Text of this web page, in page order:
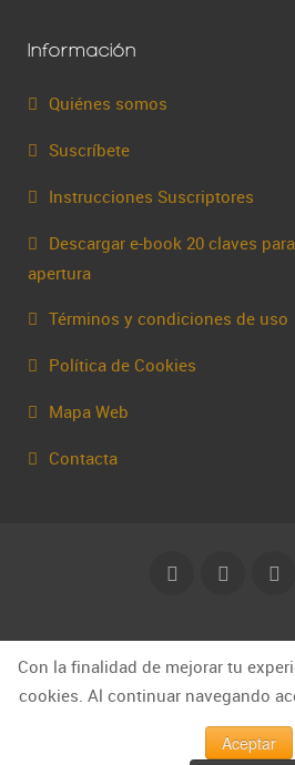
Información
Quiénes somos
Suscríbete
Instrucciones Suscriptores
Descargar e-book 20 claves
apertura
Términos y condiciones de uso
Política de Cookies
Mapa Web
Contacta
© Capakhine 2025 |
Con la finalidad de mejorar tu
cookies. Al continuar navegando
Aceptar